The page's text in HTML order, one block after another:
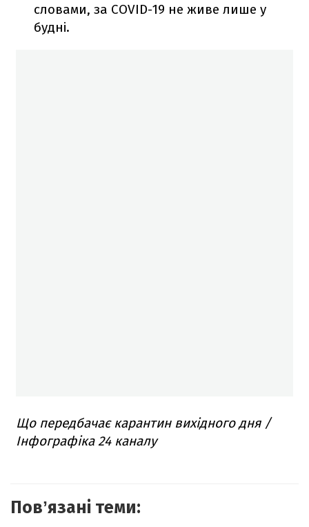
словами, за COVID-19 не живе лише у
будні.
Що передбачає карантин вихідного дня /
Інфографіка 24 каналу
Повʼязані теми: